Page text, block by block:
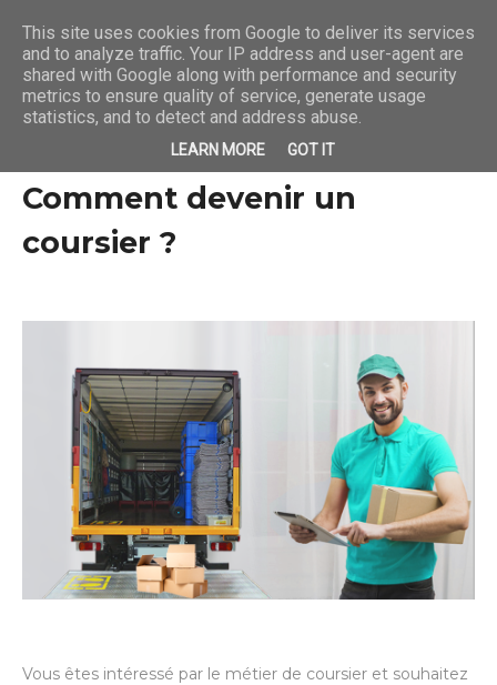
Comment devenir un
coursier ?
Vous êtes intéressé par le métier de coursier et souhaitez
This site uses cookies from Google to deliver its services
and to analyze traffic. Your IP address and user-agent are
shared with Google along with performance and security
metrics to ensure quality of service, generate usage
statistics, and to detect and address abuse.
LEARN MORE GOT IT